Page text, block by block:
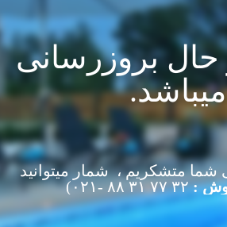
حال بروزرسانی
میباشد.
شما متشکریم ، شمار میتوانید
:۳۲ ۷۷ ۳۱ ۸۸ -۰۲۱)